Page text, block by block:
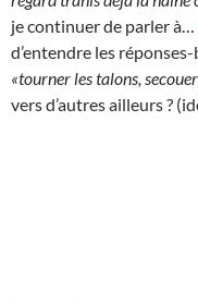
je continuer de parler à…
d’entendre les
«tourner les talons,
vers d’autres ailleurs ?